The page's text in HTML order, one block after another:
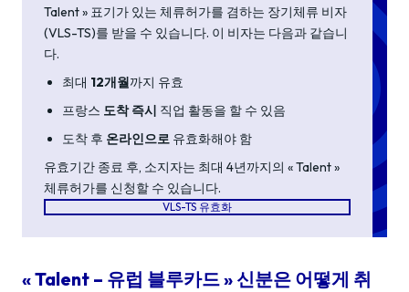
Talent » 표기가 있는 체류허가를 겸하는 장기체류 비자
(VLS-TS)를 받을 수 있습니다. 이 비자는 다음과 같습니
다.
최대 12개월까지 유효
프랑스 도착 즉시 직업 활동을 할 수 있음
도착 후 온라인으로 유효화해야 함
유효기간 종료 후, 소지자는 최대 4년까지의 « Talent »
체류허가를 신청할 수 있습니다.
VLS-TS 유효화
« Talent – 유럽 블루카드 » 신분은 어떻게 취